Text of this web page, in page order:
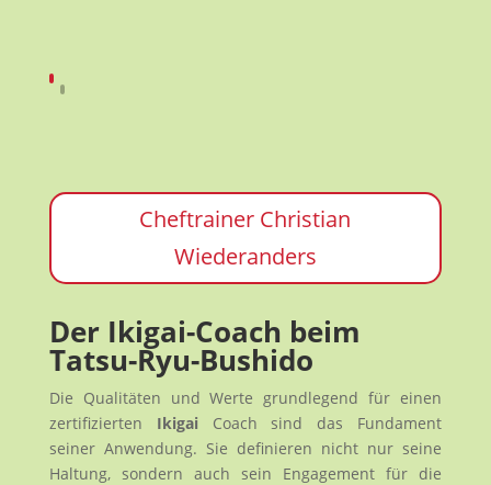
Cheftrainer Christian
Wiederanders
Der Ikigai-Coach beim
Tatsu-Ryu-Bushido
Die Qualitäten und Werte grundlegend für einen
zertifizierten Ikigai Coach sind das Fundament
seiner Anwendung. Sie definieren nicht nur seine
Haltung, sondern auch sein Engagement für die